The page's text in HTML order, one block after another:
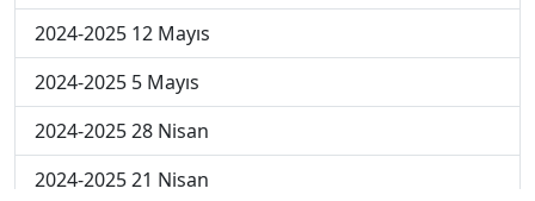
2024-2025 12 Mayıs
2024-2025 5 Mayıs
2024-2025 28 Nisan
2024-2025 21 Nisan